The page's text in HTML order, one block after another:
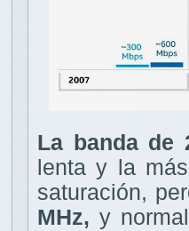
La banda de
lenta y la
saturación,
MHz, y